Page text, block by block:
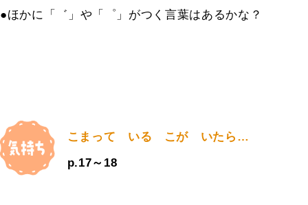
●ほかに「゛」や「゜」がつく言葉はあるかな？
こまって いる こが いたら…
p.17～18